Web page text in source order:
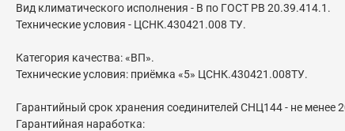
Вид климатического исполнения - В по ГОСТ РВ 20.39.414.1.
Технические условия - ЦСНК.430421.008 ТУ.
Категория качества: «ВП».
Технические условия: приёмка «5» ЦСНК.430421.008ТУ.
Гарантийный срок хранения соединителей СНЦ144 - не менее
Гарантийная наработка: